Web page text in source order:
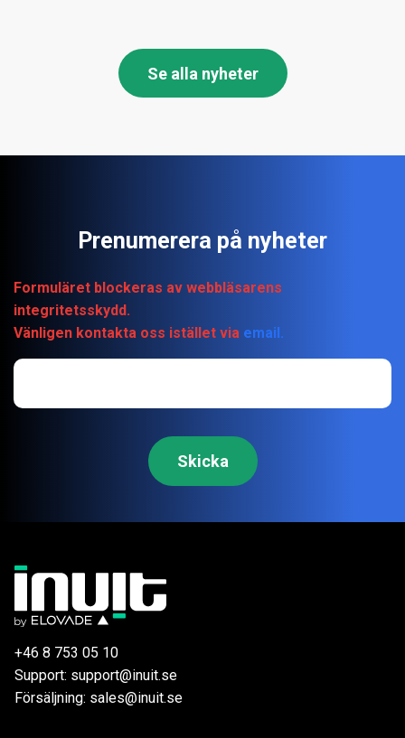
Se alla nyheter
Prenumerera på nyheter
Formuläret blockeras av webbläsarens
integritetsskydd.
Vänligen kontakta oss istället via email.
+46 8 753 05 10
Support: support@inuit.se
Försäljning: sales@inuit.se